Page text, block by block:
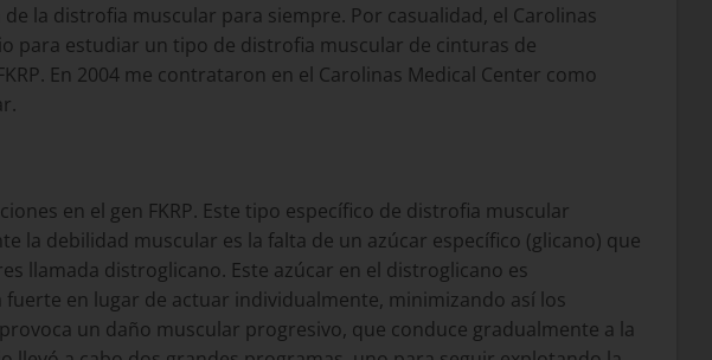
la distrofia muscular para siempre. Por casualidad, el Carolinas
para estudiar un tipo de distrofia muscular de cinturas de
En 2004 me contrataron en el Carolinas Medical Center como
en el gen FKRP. Este tipo específico de distrofia muscular
debilidad muscular es la falta de un azúcar específico (glicano) que
llamada distroglicano. Este azúcar en el distroglicano es
en lugar de actuar individualmente, minimizando así los
un daño muscular progresivo, que conduce gradualmente a la